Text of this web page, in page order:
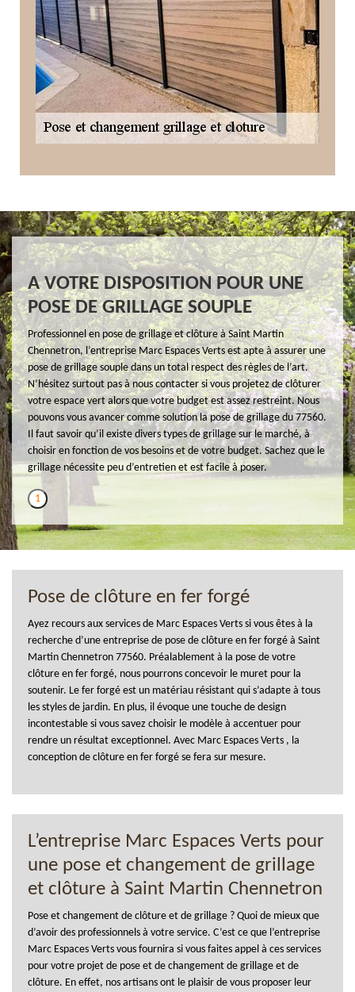
A VOTRE DISPOSITION POUR UNE
POSE DE GRILLAGE SOUPLE
Professionnel en pose de grillage et clôture à Saint Martin
Chennetron, l’entreprise Marc Espaces Verts est apte à assurer une
pose de grillage souple dans un total respect des règles de l’art.
N’hésitez surtout pas à nous contacter si vous projetez de clôturer
votre espace vert alors que votre budget est assez restreint. Nous
pouvons vous avancer comme solution la pose de grillage du 77560.
Il faut savoir qu’il existe divers types de grillage sur le marché, à
choisir en fonction de vos besoins et de votre budget. Sachez que le
grillage nécessite peu d’entretien et est facile à poser.
1
Pose de clôture en fer forgé
Ayez recours aux services de Marc Espaces Verts si vous êtes à la
recherche d’une entreprise de pose de clôture en fer forgé à Saint
Martin Chennetron 77560. Préalablement à la pose de votre
clôture en fer forgé, nous pourrons concevoir le muret pour la
soutenir. Le fer forgé est un matériau résistant qui s’adapte à tous
les styles de jardin. En plus, il évoque une touche de design
incontestable si vous savez choisir le modèle à accentuer pour
rendre un résultat exceptionnel. Avec Marc Espaces Verts , la
conception de clôture en fer forgé se fera sur mesure.
L’entreprise Marc Espaces Verts pour
une pose et changement de grillage
et clôture à Saint Martin Chennetron
Pose et changement de clôture et de grillage ? Quoi de mieux que
d’avoir des professionnels à votre service. C’est ce que l’entreprise
Marc Espaces Verts vous fournira si vous faites appel à ces services
pour votre projet de pose et de changement de grillage et de
clôture. En effet, nos artisans ont le plaisir de vous proposer leur